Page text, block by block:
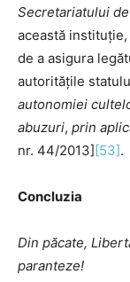
Secretariatului
această
de a asigura
autoritățile
autonomiei
abuzuri, prin
nr. 44/2013] [53].
Concluzia
Din păcate,
paranteze!